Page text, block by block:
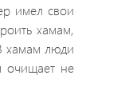
имел свои
хамам,
хамам люди
очищает не